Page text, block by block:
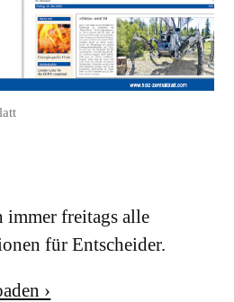
freitags alle
für Entscheider.
›